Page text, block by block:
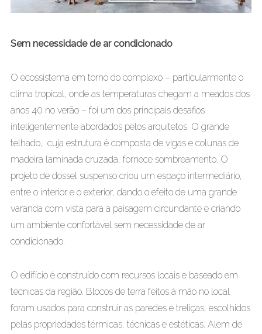
Sem necessidade de ar condicionado
O ecossistema em torno do complexo – particularmente o
clima tropical, onde as temperaturas chegam a meados dos
anos 40 no verão – foi um dos principais desafios
inteligentemente abordados pelos arquitetos. O grande
telhado, cuja estrutura é composta de vigas e colunas de
madeira laminada cruzada, fornece sombreamento. O
projeto de dossel suspenso criou um espaço intermediário,
entre o interior e o exterior, dando o efeito de uma grande
varanda com vista para a paisagem circundante e criando
um ambiente confortável sem necessidade de ar
condicionado.
O edifício é construído com recursos locais e baseado em
técnicas da região. Blocos de terra feitos à mão no local
foram usados para construir as paredes e treliças, escolhidos
pelas propriedades térmicas, técnicas e estéticas. Além de